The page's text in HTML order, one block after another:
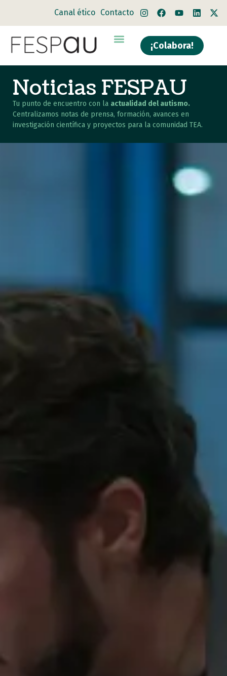
Canal ético Contacto
¡Colabora!
Noticias FESPAU
Tu punto de encuentro con la actualidad del autismo.
Centralizamos notas de prensa, formación, avances en
investigación científica y proyectos para la comunidad TEA.